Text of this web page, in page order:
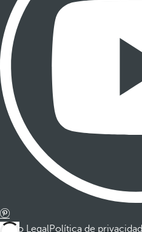
Aviso LegalPolítica de privacidad